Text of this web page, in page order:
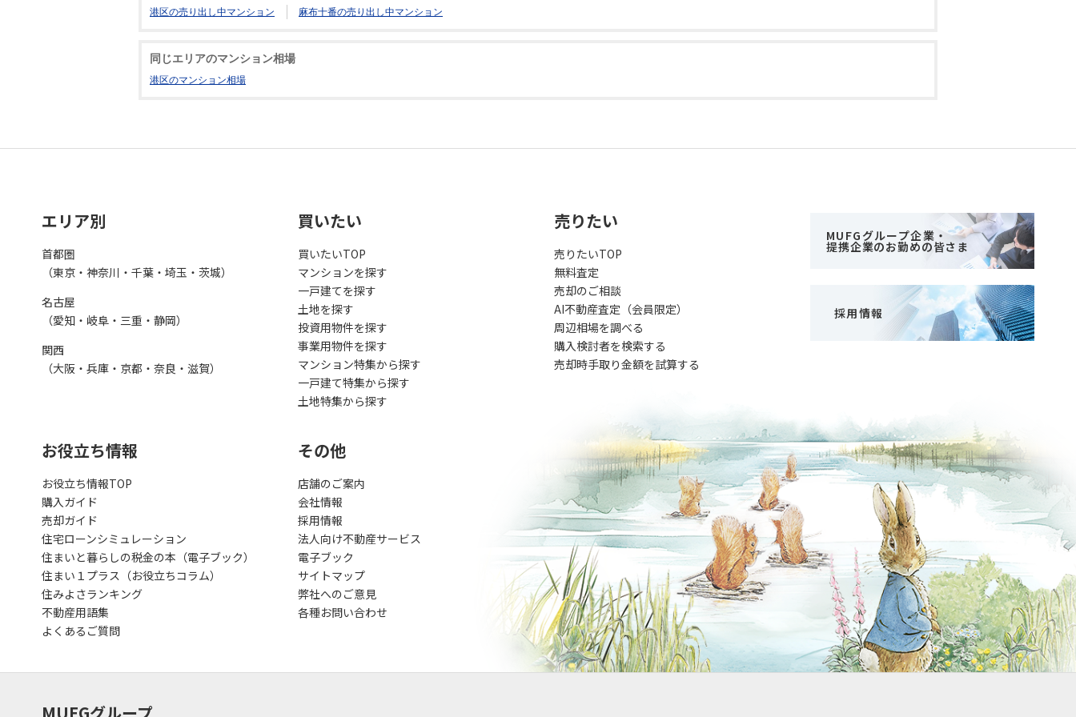
港区の売り出し中マンション 麻布十番の売り出し中マンション
同じエリアのマンション相場
港区のマンション相場
エリア別
首都圏
（東京・神奈川・千葉・埼玉・茨城）
名古屋
（愛知・岐阜・三重・静岡）
関西
（大阪・兵庫・京都・奈良・滋賀）
買いたい
買いたいTOP
マンションを探す
一戸建てを探す
土地を探す
投資用物件を探す
事業用物件を探す
マンション特集から探す
一戸建て特集から探す
土地特集から探す
売りたい
売りたいTOP
無料査定
売却のご相談
AI不動産査定（会員限定）
周辺相場を調べる
購入検討者を検索する
売却時手取り金額を試算する
MUFGグループ企業・
提携企業のお勤めの皆さま
採用情報
お役立ち情報
お役立ち情報TOP
購入ガイド
売却ガイド
住宅ローンシミュレーション
住まいと暮らしの税金の本（電子ブック）
住まい１プラス（お役立ちコラム）
住みよさランキング
不動産用語集
よくあるご質問
その他
店舗のご案内
会社情報
採用情報
法人向け不動産サービス
電子ブック
サイトマップ
弊社へのご意見
各種お問い合わせ